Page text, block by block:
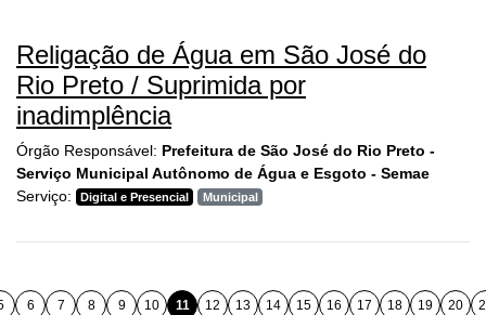
Religação de Água em São José do
Rio Preto / Suprimida por
inadimplência
Órgão Responsável: Prefeitura de São José do Rio Preto -
Serviço Municipal Autônomo de Água e Esgoto - Semae
Serviço:
Digital e Presencial Municipal
6 7 8 9 10 11 12 13 14 15 16 17 18 19 20